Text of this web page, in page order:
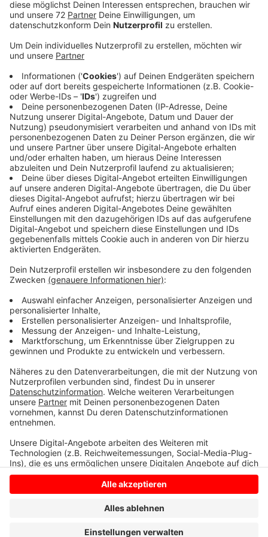
Anzeige
Rund 60 Prozent der Westerkappelner Haushalte
haben sich schon bei den Stadtwerken registriert und
sich damit einen kostenfreien Anschluss gesichert. Es
besteht dabei nicht nur die Möglichkeit, einen aktiven
Anschluss zu buchen. Förderberechtigte, die derzeit
noch keinen Glasfaseranschluss brauchen oder
möchten, lassen sich kostenfrei einen Anschluss bis
ins Haus legen, den sie erstmal nicht nutzen.
Anzeige
Baustart im zweiten Quartal
Anzeige
Das Angebot richtet sich an alle Adressen, wo derzeit
nicht mehr als 100 Mbit/s möglich sind. Baustart ist
voraussichtlich zwischen Anfang April und Ende Juni.
Zur Registrierung.
Anzeige
Anzeige